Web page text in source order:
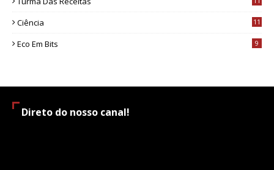
Ciência 11
Eco Em Bits 9
Direto do nosso canal!